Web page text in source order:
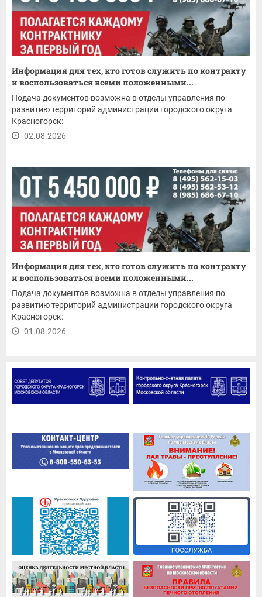
Информация для тех, кто готов служить по контракту
и воспользоваться всеми положенными...
Подача документов возможна в отделы управления по
развитию территорий администрации городского округа
Красногорск:
02.08.2026
Информация для тех, кто готов служить по контракту
и воспользоваться всеми положенными...
Подача документов возможна в отделы управления по
развитию территорий администрации городского округа
Красногорск:
01.08.2026